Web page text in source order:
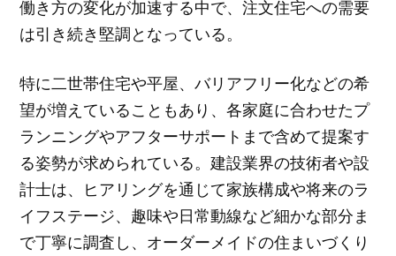
働き方の変化が加速する中で、注文住宅への需要
は引き続き堅調となっている。
特に二世帯住宅や平屋、バリアフリー化などの希
望が増えていることもあり、各家庭に合わせたプ
ランニングやアフターサポートまで含めて提案す
る姿勢が求められている。建設業界の技術者や設
計士は、ヒアリングを通じて家族構成や将来のラ
イフステージ、趣味や日常動線など細かな部分ま
で丁寧に調査し、オーダーメイドの住まいづくり